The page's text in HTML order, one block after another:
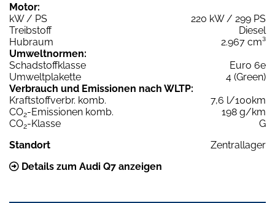
Motor:
kW / PS
220 kW / 299 PS
Treibstoff
Diesel
Hubraum
2.967 cm³
Umweltnormen:
Schadstoffklasse
Euro 6e
Umweltplakette
4 (Green)
Verbrauch und Emissionen nach WLTP:
Kraftstoffverbr. komb.
7,6 l/100km
CO2-Emissionen komb.
198 g/km
CO2-Klasse
G
Standort
Zentrallager
Details zum Audi Q7 anzeigen